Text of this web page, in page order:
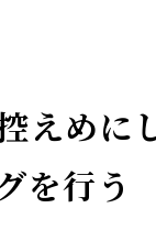
えめに
を行う